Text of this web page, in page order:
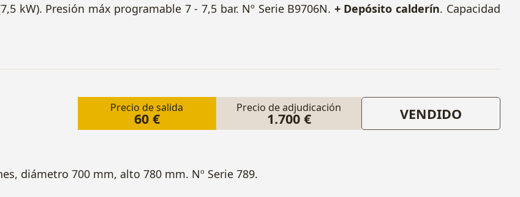
kW). Presión máx programable 7 - 7,5 bar. Nº Serie B9706N. + Depósito calderín. Capacidad
Precio de salida
60 €
Precio de adjudicación
1.700 € VENDIDO
diámetro 700 mm, alto 780 mm. Nº Serie 789.